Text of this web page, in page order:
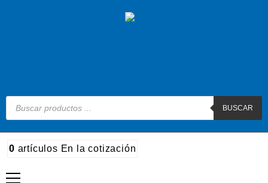
BUSCAR
0 artículos En la cotización